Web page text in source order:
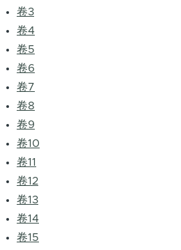
卷3
卷4
卷5
卷6
卷7
卷8
卷9
卷10
卷11
卷12
卷13
卷14
卷15